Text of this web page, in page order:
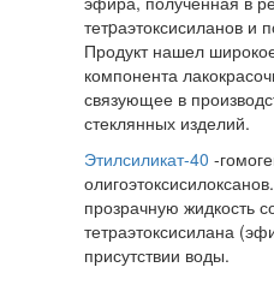
тетpаэтоксисиланов и
Продукт нашел
компонента
связующее в
стеклянных изделий.
Этилсиликат-40 -
прозрачную жидкость
тетраэтоксисилана
присутствии воды.